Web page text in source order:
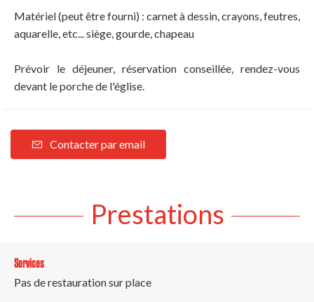
Matériel (peut être fourni) : carnet à dessin, crayons, feutres,
aquarelle, etc... siège, gourde, chapeau
Prévoir le déjeuner, réservation conseillée, rendez-vous
devant le porche de l'église.
Contacter par email
Prestations
Services
Pas de restauration sur place